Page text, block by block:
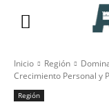
Inicio Región
Crecimiento Personal y
Región